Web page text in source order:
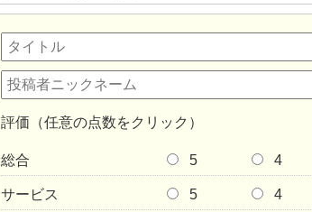
評価（任意の点数をクリック）
総合 5 4
サービス 5 4